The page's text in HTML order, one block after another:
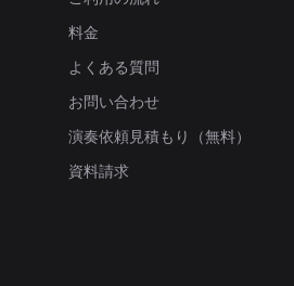
料金
よくある質問
お問い合わせ
演奏依頼見積もり（無料）
資料請求